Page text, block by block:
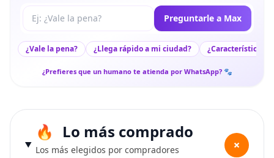
Tu pregunta a Max Preguntarle a Max
¿Vale la pena? ¿Llega rápido a mi ciudad? ¿Características
¿Prefieres que un humano te atienda por WhatsApp? 🐾
Lo más comprado
Los más elegidos por compradores
+